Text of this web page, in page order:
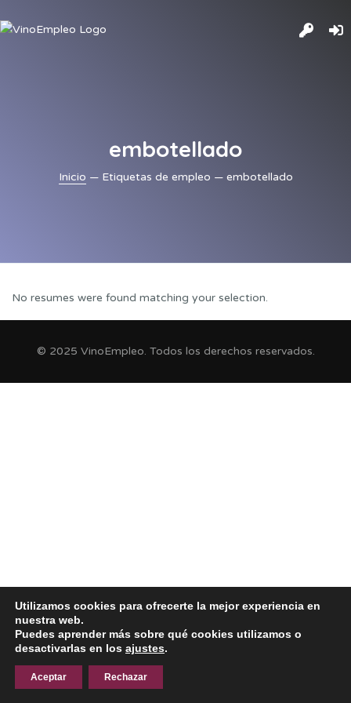
embotellado
Inicio — Etiquetas de empleo — embotellado
No resumes were found matching your selection.
© 2025 VinoEmpleo. Todos los derechos reservados.
Utilizamos cookies para ofrecerte la mejor experiencia en
nuestra web.
Puedes aprender más sobre qué cookies utilizamos o
desactivarlas en los ajustes.
Aceptar Rechazar